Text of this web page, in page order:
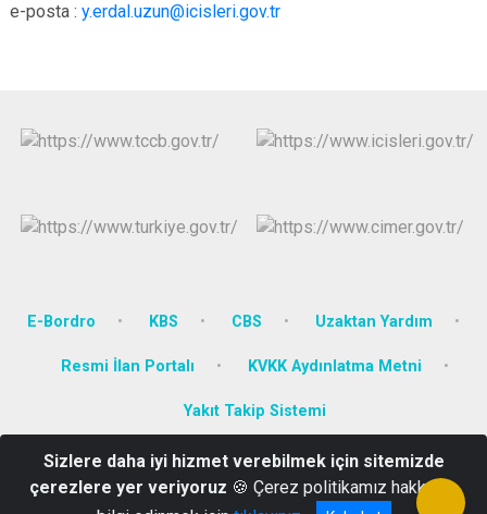
e-posta : y.erdal.uzun@icisleri.gov.tr
E-Bordro KBS CBS Uzaktan Yardım
Resmi İlan Portalı KVKK Aydınlatma Metni
Yakıt Takip Sistemi
Yenidoğan Mah. Dumlupınar Bulv. No:111 KÜTAHYA
0274 271 34 82
Sizlere daha iyi hizmet verebilmek için sitemizde
çerezlere yer veriyoruz 🍪 Çerez politikamız hakkında